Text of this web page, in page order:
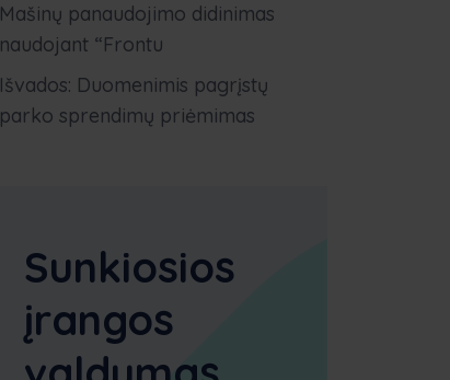
Mašinų panaudojimo didinimas
naudojant “Frontu
Išvados: Duomenimis pagrįstų
parko sprendimų priėmimas
Sunkiosios
įrangos